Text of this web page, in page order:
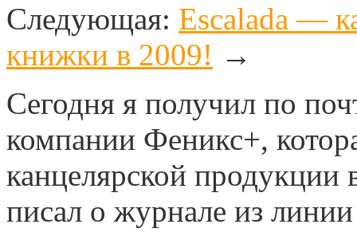
Следующая: Escalada —
книжки в 2009! →
Сегодня я получил по
компании Феникс+,
канцелярской продукции
писал о журнале из